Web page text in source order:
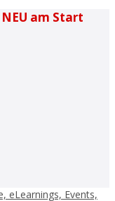
NEU am Start